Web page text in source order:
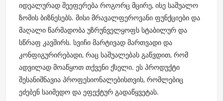
იდეალურად შეეფერება როგორც მცირე, ისე საშუალო
ზომის ბიზნესებს. მისი მრავალფეროვანი ფუნქციები და
მაღალი წარმადობა უზრუნველყოფს სტაბილურ და
სწრაფ კავშირს. სვიჩი მარტივად მართვადი და
კონფიგურირებადი, რაც საშუალებას გაწვდით, რომ
ადვილად მოაწყოთ თქვენი ქსელი. ეს პროდუქტი
შესანიშნავია პროფესიონალებისთვის, რომლებიც
ეძებენ საიმედო და ეფექტურ გადაწყვეტას.